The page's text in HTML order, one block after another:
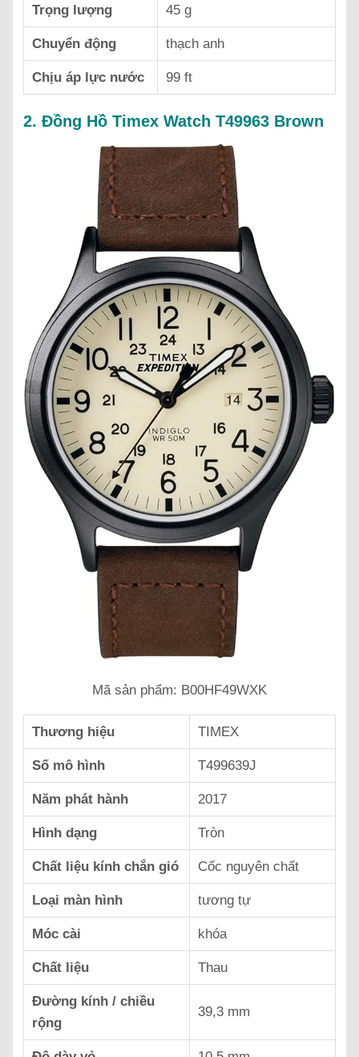
Trọng lượng 45 g
Chuyển động thạch anh
Chịu áp lực nước 99 ft
2. Đồng Hồ Timex Watch T49963 Brown
Mã sản phẩm: B00HF49WXK
Thương hiệu TIMEX
Số mô hình T499639J
Năm phát hành 2017
Hình dạng Tròn
Chất liệu kính chắn gió Cốc nguyên chất
Loại màn hình tương tự
Móc cài khóa
Chất liệu Thau
Đường kính / chiều
rộng
39,3 mm